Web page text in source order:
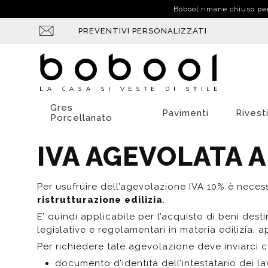
Bobool rimane chiuso
PREVENTIVI PERSONALIZZATI
Gres
Porcellanato
Cementina
Cemento
Cotto
Legno o Parquet
Marmo
Pietra
Pavimenti
Gres effetto cemento
Gres effetto pietra
Gres effetto resina
Gres effetto marmo
Gres effetto cotto
Gres effetto cementina o patchwork
Decorate
Diamantate
Patchwork
Tinta unita
Moderne
Sospesi
A Terra
A Terra
Sospesi
Da
Ceramica
Resina
Miscelatori a 1 uscita
Miscelatori a 2 uscite
Miscelatori a più di 2 uscite
Rubinetti
Miscelatori
Rubinetti
Miscelatori
Idroscopini
Da Muro
Ingranditori
Da muro
Da appoggio
Da
Da
Da
Da
Idraulici
Elettrici
IVA AGEVOLATA
Per usufruire dell’agevolazione IVA 10% è
ristrutturazione edilizia.
E’ quindi applicabile per l’acquisto di beni
legislative e regolamentari in materia edilizia,
Per richiedere tale agevolazione deve inviarci
documento d’identità dell’intestatario dei